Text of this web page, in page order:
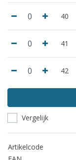
40
41
42
Vergelijk
Artikelcode